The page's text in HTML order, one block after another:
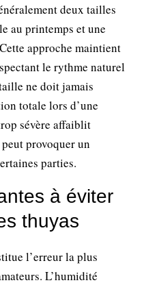
deux tailles
au printemps et une
approche maintient
le rythme naturel
ne doit jamais
totale lors d’une
sévère affaiblit
provoquer un
parties.
à éviter
thuyas
l’erreur la plus
L’humidité